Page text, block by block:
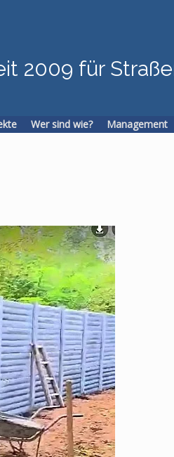
2009 für
Wer sind wie? Management